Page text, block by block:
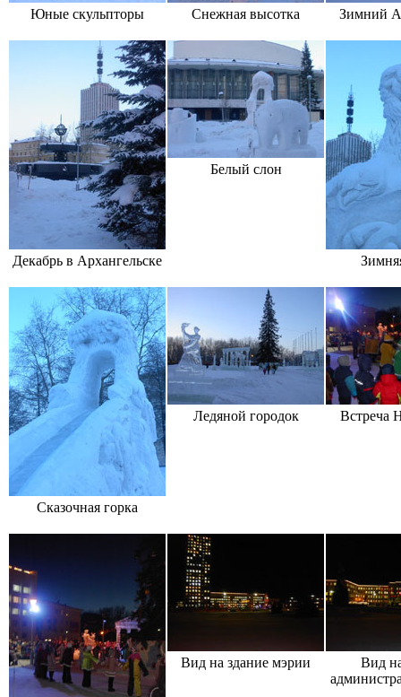
Юные скульпторы Снежная высотка Зимний
Декабрь в Архангельске
Белый слон
Сказочная горка
Ледяной городок Встреча
Вид на здание мэрии
Вид